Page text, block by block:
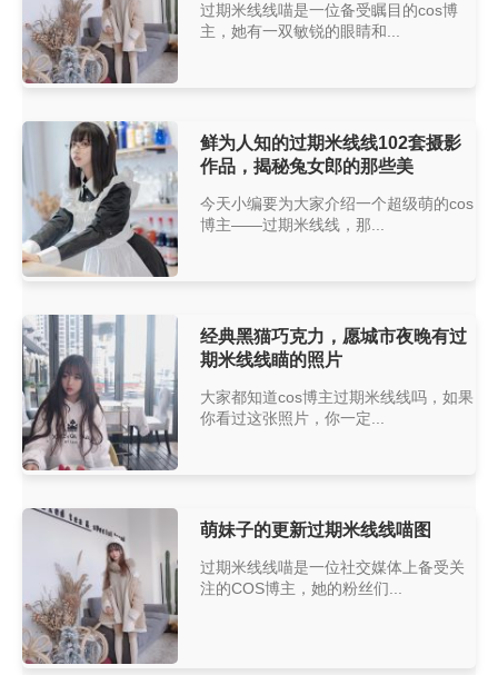
过期米线线喵是一位备受瞩目的cos博
主，她有一双敏锐的眼睛和...
鲜为人知的过期米线线102套摄影
作品，揭秘兔女郎的那些美
今天小编要为大家介绍一个超级萌的cos
博主——过期米线线，那...
经典黑猫巧克力，愿城市夜晚有过
期米线线瞄的照片
大家都知道cos博主过期米线线吗，如果
你看过这张照片，你一定...
萌妹子的更新过期米线线喵图
过期米线线喵是一位社交媒体上备受关
注的COS博主，她的粉丝们...